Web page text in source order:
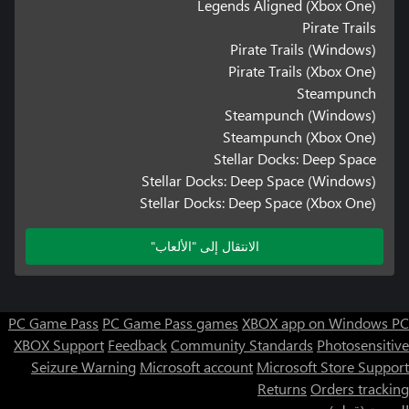
Legends Aligned (Xbox One)
Pirate Trails
Pirate Trails (Windows)
Pirate Trails (Xbox One)
Steampunch
Steampunch (Windows)
Steampunch (Xbox One)
Stellar Docks: Deep Space
Stellar Docks: Deep Space (Windows)
Stellar Docks: Deep Space (Xbox One)
الانتقال إلى "الألعاب"
PC Game Pass PC Game Pass games XBOX app on Windows PC
XBOX Support FeedbackCommunity Standards Photosensitive
Seizure Warning Microsoft account Microsoft Store Support
Returns Orders tracking